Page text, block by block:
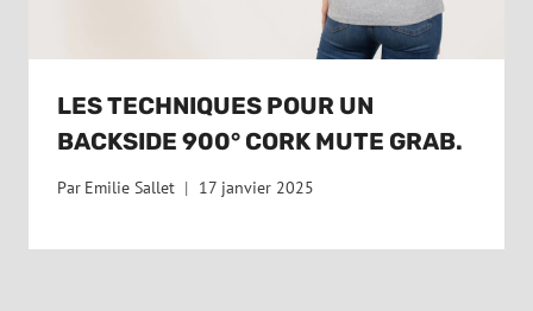
LES TECHNIQUES POUR UN
BACKSIDE 900° CORK MUTE GRAB.
Par Emilie Sallet 17 janvier 2025